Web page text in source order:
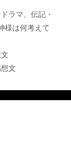
ラマ、 伝記・
様は何考えて
文